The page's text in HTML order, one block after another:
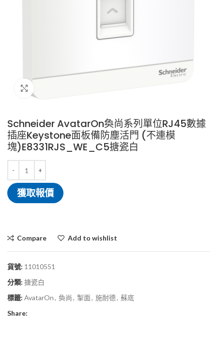
Schneider AvatarOn奐尚系列單位RJ45數據
插座Keystone面板備防塵活門 (不連模
塊)E8331RJS_WE_C5搪瓷白
獲取報價
Compare Add to wishlist
貨號: 11010551
分類: 搪瓷白
標籤: AvatarOn, 奐尚, 掣面, 施耐德, 蘇底
Share: